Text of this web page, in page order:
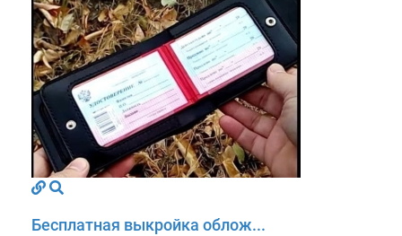
Бесплатная выкройка облож...